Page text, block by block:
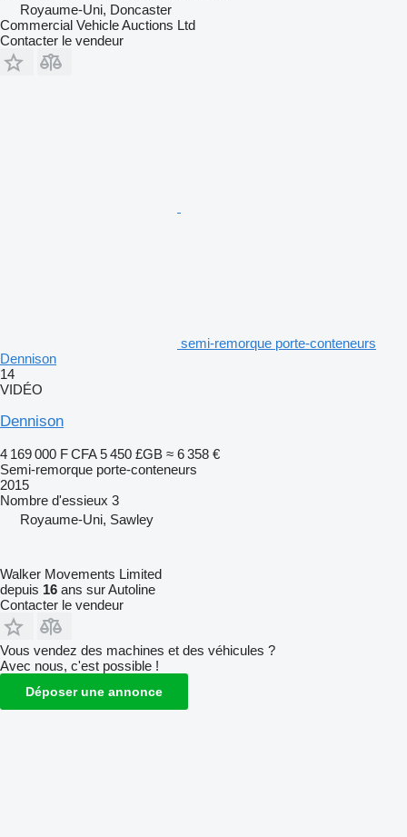
Royaume-Uni, Doncaster
Commercial Vehicle Auctions Ltd
Contacter le vendeur
semi-remorque porte-conteneurs
Dennison
14
VIDÉO
Dennison
4 169 000 F CFA 5 450 £GB ≈ 6 358 €
Semi-remorque porte-conteneurs
2015
Nombre d'essieux 3
Royaume-Uni, Sawley
Walker Movements Limited
depuis 16 ans sur Autoline
Contacter le vendeur
Vous vendez des machines et des véhicules ?
Avec nous, c'est possible !
Déposer une annonce